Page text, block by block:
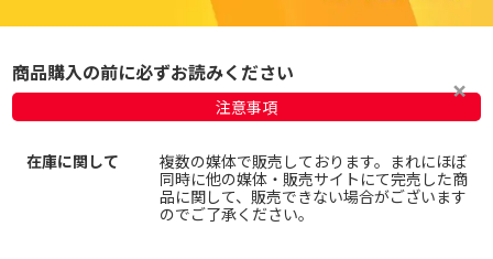
商品購入の前に必ずお読みください
注意事項
在庫に関して
複数の媒体で販売しております。まれにほぼ
同時に他の媒体・販売サイトにて完売した商
品に関して、販売できない場合がございます
のでご了承ください。